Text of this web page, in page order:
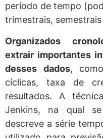
período de tempo
trimestrais,
Organizados
extrair importantes
desses dados,
cíclicas, taxa de
resultados. A
Jenkins, na qual
descreve a série